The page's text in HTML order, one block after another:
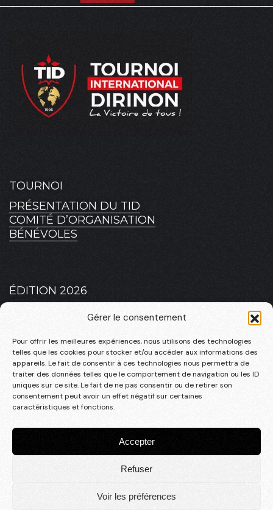
Gérer le consentement
Pour offrir les meilleures expériences, nous utilisons des technologies
telles que les cookies pour stocker et/ou accéder aux informations des
appareils. Le fait de consentir à ces technologies nous permettra de
traiter des données telles que le comportement de navigation ou les ID
uniques sur ce site. Le fait de ne pas consentir ou de retirer son
consentement peut avoir un effet négatif sur certaines
caractéristiques et fonctions.
Accepter
Refuser
Voir les préférences
TOURNOI
PRÉSENTATION DU TID
COMITÉ D’ORGANISATION
BÉNÉVOLES
ÉDITION 2026
PLATEAU 2026 – MASCULIN
PLATEAU 2026 – FÉMININ
INFOS PRATIQUES
LA RSO
CONTACT
Studio en tête
Mentions légales|Politique de confidentialité